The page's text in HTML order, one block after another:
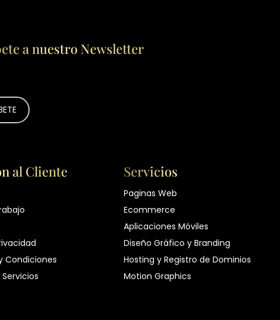
a nuestro Newsletter
al Cliente
Condiciones
Servicios
Paginas Web
Ecommerce
Aplicaciones Móviles
Diseño Gráfico y Branding
Hosting y Registro de Dominios
Motion Graphics